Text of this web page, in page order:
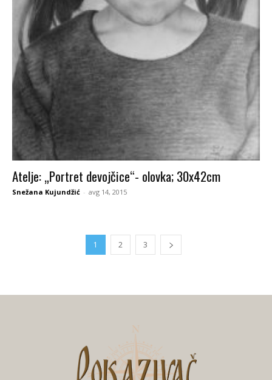
Atelje: „Portret devojčice“- olovka; 30x42cm
Snežana Kujundžić - avg 14, 2015
1 2 3